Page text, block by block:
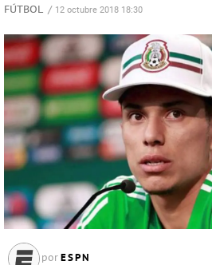
FÚTBOL / 12 octubre 2018 18:30
por ESPN